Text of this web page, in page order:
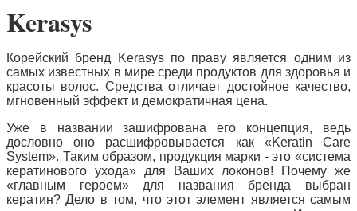
Kerasys
Корейский бренд Kerasys по праву является одним из
самых известных в мире среди продуктов для здоровья и
красоты волос. Средства отличает достойное качество,
мгновенный эффект и демократичная цена.
Уже в названии зашифрована его концепция, ведь
дословно оно расшифровывается как «Keratin Care
System». Таким образом, продукция марки - это «система
кератинового ухода» для Ваших локонов! Почему же
«главным героем» для названия бренда выбран
кератин? Дело в том, что этот элемент является самым